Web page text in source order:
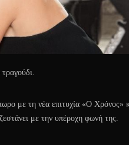
με τη νέα επιτυχία «Ο Χρόνος»
με την υπέροχη φωνή της.